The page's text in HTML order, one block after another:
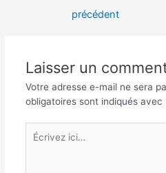
précédent
Laisser un
Votre adresse e-mail ne sera
obligatoires sont indiqués avec
Écrivez
ici…